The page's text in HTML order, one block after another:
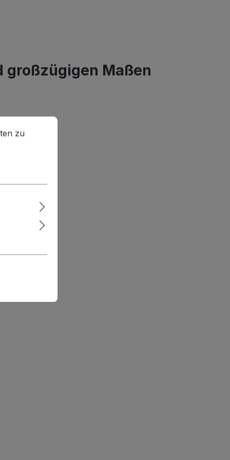
großzügigen Maßen
zu können.
Mehr Informationen ...
zu